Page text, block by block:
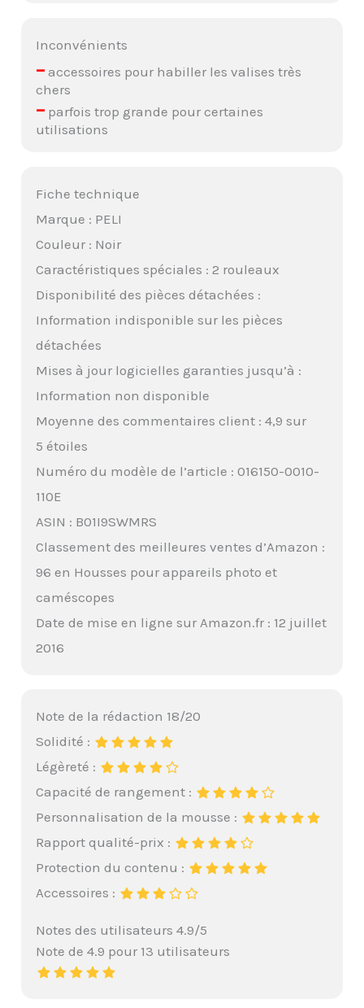
Inconvénients
– accessoires pour habiller les valises très
chers
– parfois trop grande pour certaines
utilisations
Fiche technique
Marque : PELI
Couleur : Noir
Caractéristiques spéciales : 2 rouleaux
Disponibilité des pièces détachées :
Information indisponible sur les pièces
détachées
Mises à jour logicielles garanties jusqu’à :
Information non disponible
Moyenne des commentaires client : 4,9 sur
5 étoiles
Numéro du modèle de l’article : 016150-0010-
110E
ASIN : B01I9SWMRS
Classement des meilleures ventes d’Amazon :
96 en Housses pour appareils photo et
caméscopes
Date de mise en ligne sur Amazon.fr : 12 juillet
2016
Note de la rédaction 18/20
Solidité :
Légèreté :
Capacité de rangement :
Personnalisation de la mousse :
Rapport qualité-prix :
Protection du contenu :
Accessoires :
Notes des utilisateurs 4.9/5
Note de 4.9 pour 13 utilisateurs